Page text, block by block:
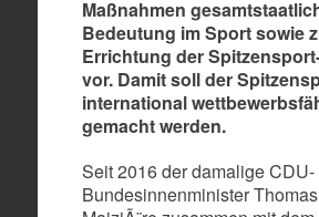
Maßnahmen
Bedeutung im Sport sowie
Errichtung der
vor. Damit soll der
international
gemacht werden.
Seit 2016 der damalige CDU-
Bundesinnenminister